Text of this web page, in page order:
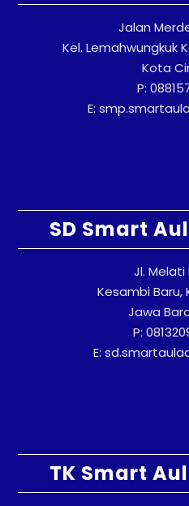
Jalan
Kel. Lemahwungkuk
Kota
P:
E:
SD Smart
Jl. Melati
Kesambi Baru,
Jawa
P:
E:
TK Smart